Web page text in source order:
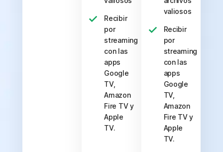
Recibir
por
streaming
con las
apps
Google
TV,
Amazon
Fire TV y
Apple
TV.
valiosos
Recibir
por
streaming
con las
apps
Google
TV,
Amazon
Fire TV y
Apple
TV.